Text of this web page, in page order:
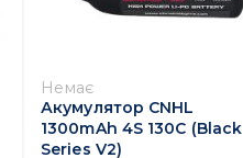
Немає
Акумулятор CNHL
1300mAh 4S 130C (Black
Series V2)